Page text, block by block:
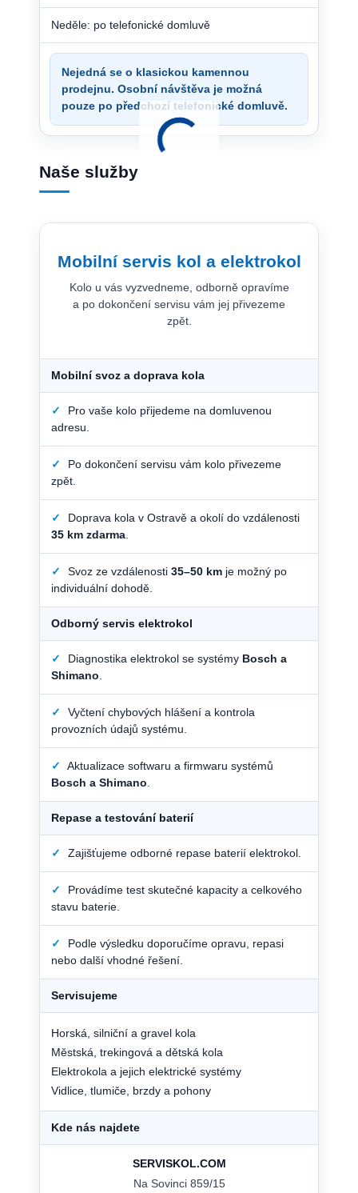
Neděle: po telefonické domluvě
Nejedná se o klasickou kamennou
prodejnu. Osobní návštěva je možná
pouze po předchozí telefonické domluvě.
Naše služby
Mobilní servis kol a elektrokol
Kolo u vás vyzvedneme, odborně opravíme
a po dokončení servisu vám jej přivezeme
zpět.
Mobilní svoz a doprava kola
✓
Pro vaše kolo přijedeme na domluvenou
adresu.
✓
Po dokončení servisu vám kolo přivezeme
zpět.
✓
Doprava kola v Ostravě a okolí do vzdálenosti
35 km zdarma
✓ Svoz ze vzdálenosti 35–50 km je možný po
individuální dohodě.
Odborný servis elektrokol
✓ Diagnostika elektrokol se systémy Bosch a
Shimano
✓
Vyčtení chybových hlášení a kontrola
provozních údajů systému.
✓
Aktualizace softwaru a firmwaru systémů
Bosch a Shimano
Repase a testování baterií
✓ Zajišťujeme odborné repase baterií elektrokol.
✓
Provádíme test skutečné kapacity a celkového
stavu baterie.
✓
Podle výsledku doporučíme opravu, repasi
nebo další vhodné řešení.
Servisujeme
Horská, silniční a gravel kola
Městská, trekingová a dětská kola
Elektrokola a jejich elektrické systémy
Vidlice, tlumiče, brzdy a pohony
Kde nás najdete
SERVISKOL.COM
Na Sovinci 859/15